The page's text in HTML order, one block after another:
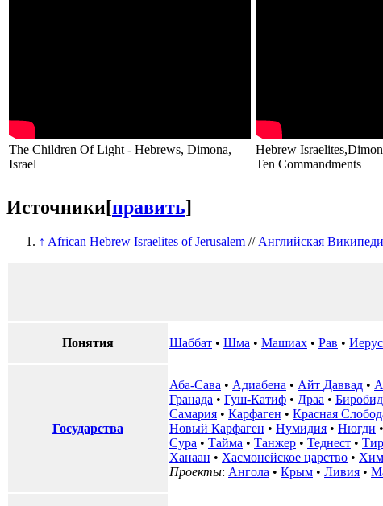
The Children Of Light - Hebrews, Dimona,
Israel
Hebrew
Ten Commandments
Источники[править]
↑ African Hebrew Israelites of Jerusalem // Английская
Понятия Шаббат • Шма • Машиах • Рав •
Государства
Аба-Сава • Адиабена • Айт Даввад •
Гранада • Гуш-Катиф • Драа •
Самария • Карфаген • Красная
Новый Карфаген • Нумидия • Нюгди •
Сура • Тайма • Танжер • Теднест • Тир
Ханаан • Хасмонейское царство •
Проекты: Ангола • Крым • Ливия •